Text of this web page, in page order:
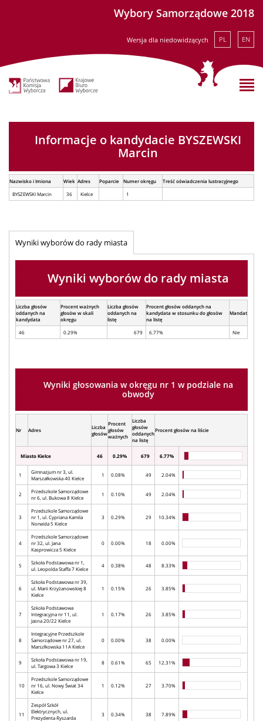
Wybory Samorządowe 2018
Wersja dla niedowidzących PL EN
Informacje o kandydacie BYSZEWSKI
Marcin
Nazwisko i Imiona Wiek Adres Poparcie Numer okręgu
Treść oświadczenia lustracyjnego
BYSZEWSKI Marcin
36 Kielce 1
Wyniki wyborów do rady miasta
Wyniki wyborów do rady miasta
Liczba głosów
oddanych na
kandydata
Procent ważnych
głosów w skali
okręgu
Liczba głosów
oddanych na
listę
Procent głosów oddanych na
kandydata w stosunku do głosów
na listę
Mandat
46 0.29% 679 6.77% Nie
Wyniki głosowania w okręgu nr 1 w podziale na
obwody
Nr Adres
Liczba
głosów
Procent
głosów
ważnych
Liczba
głosów
oddanych
na listę
Procent głosów na liście
Miasto Kielce 46 0.29% 679 6.77%
1
Gimnazjum nr 3, ul.
Marszałkowska 40 Kielce
1 0.08% 49 2.04%
2
Przedszkole Samorządowe
nr 6, ul. Bukowa 8 Kielce
1 0.10% 49 2.04%
3
Przedszkole Samorządowe
nr 1, ul. Cypriana Kamila
Norwida 5 Kielce
3 0.29% 29 10.34%
4
Przedszkole Samorządowe
nr 32, ul. Jana
Kasprowicza 5 Kielce
0 0.00% 18 0.00%
5
Szkoła Podstawowa nr 1,
ul. Leopolda Staffa 7 Kielce
4 0.38% 48 8.33%
6
Szkoła Podstawowa nr 39,
ul. Marii Krzyżanowskiej 8
Kielce
1 0.15% 26 3.85%
7
Szkoła Podstawowa
Integracyjna nr 11, ul.
Jasna 20/22 Kielce
1 0.17% 26 3.85%
8
Integracyjne Przedszkole
Samorządowe nr 27, ul.
Marszłkowska 11A Kielce
0 0.00% 38 0.00%
9
Szkoła Podstawowa nr 19,
ul. Targowa 3 Kielce
8 0.61% 65 12.31%
10
Przedszkole Samorządowe
nr 16, ul. Nowy Świat 34
Kielce
1 0.12% 27 3.70%
11
Zespół Szkół
Elektrycznych, ul.
Prezydenta Ryszarda
3 0.34% 38 7.89%